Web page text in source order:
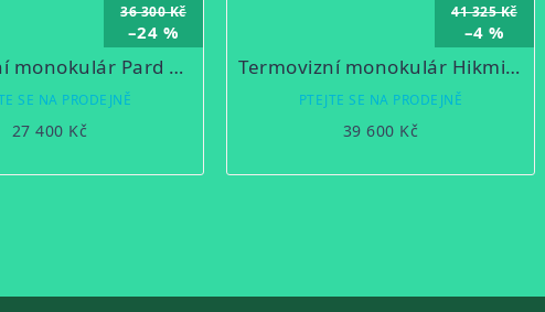
36 300 Kč
–24 %
Termovizní monokulár Pard TA32-19mm
SE NA PRODEJNĚ
27 400 Kč
41 325 Kč
–4 %
Termovizní monokulár Hikmicro Falcon FH25
PTEJTE SE NA PRODEJNĚ
39 600 Kč